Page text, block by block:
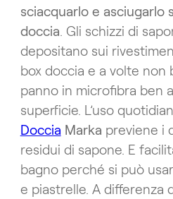
sciacquarlo e asciugarlo
doccia. Gli schizzi di
depositano sui
box doccia e a volte non
panno in microfibra ben
superficie. L’uso
Doccia Marka previene i
residui di sapone. E
bagno perché si può
e piastrelle. A differenza